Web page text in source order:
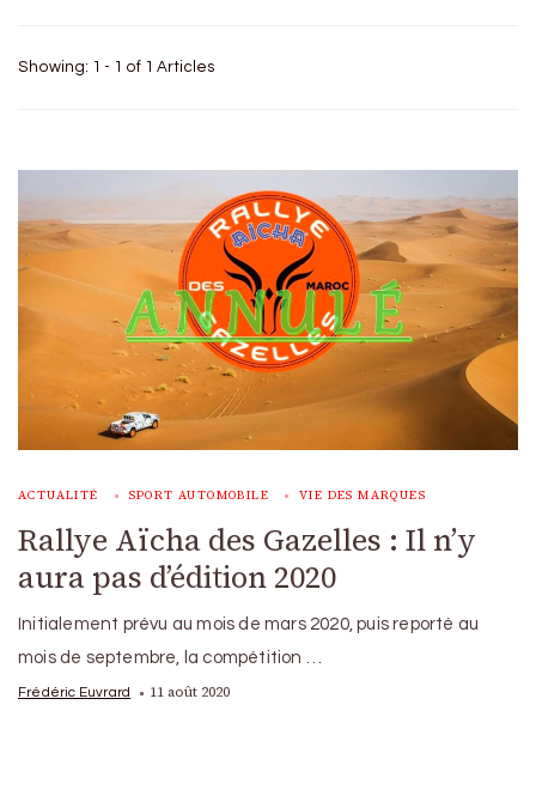
Showing: 1 - 1 of 1 Articles
ACTUALITÉ SPORT AUTOMOBILE VIE DES MARQUES
Rallye Aïcha des Gazelles : Il n’y
aura pas d’édition 2020
Initialement prévu au mois de mars 2020, puis reporté au
mois de septembre, la compétition …
Frédéric Euvrard 11 août 2020